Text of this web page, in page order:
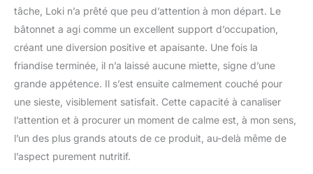
tâche, Loki n’a prêté que peu d’attention à mon départ. Le
bâtonnet a agi comme un excellent support d’occupation,
créant une diversion positive et apaisante. Une fois la
friandise terminée, il n’a laissé aucune miette, signe d’une
grande appétence. Il s’est ensuite calmement couché pour
une sieste, visiblement satisfait. Cette capacité à canaliser
l’attention et à procurer un moment de calme est, à mon sens,
l’un des plus grands atouts de ce produit, au-delà même de
l’aspect purement nutritif.